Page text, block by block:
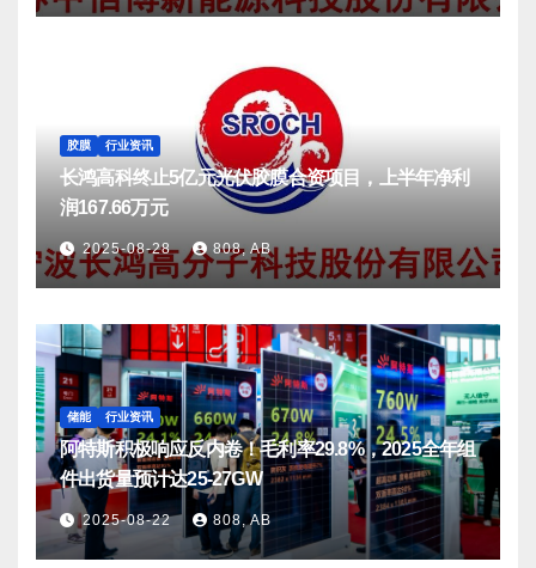
胶膜 行业资讯
长鸿高科终止5亿元光伏胶膜合资项目，上半年净利
润167.66万元
2025-08-28 808, AB
储能 行业资讯
阿特斯积极响应反内卷！毛利率29.8%，2025全年组
件出货量预计达25-27GW
2025-08-22 808, AB